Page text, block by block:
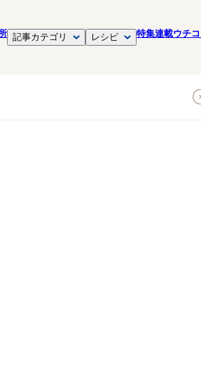
記事カテゴリ レシピ 特集連載ウチ